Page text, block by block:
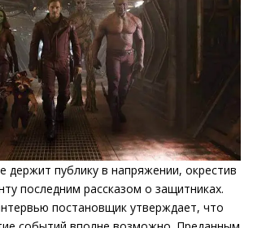
публику в напряжении, окрестив
последним рассказом о защитниках.
постановщик утверждает, что